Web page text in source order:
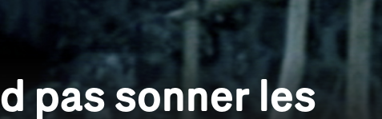
pas sonner les